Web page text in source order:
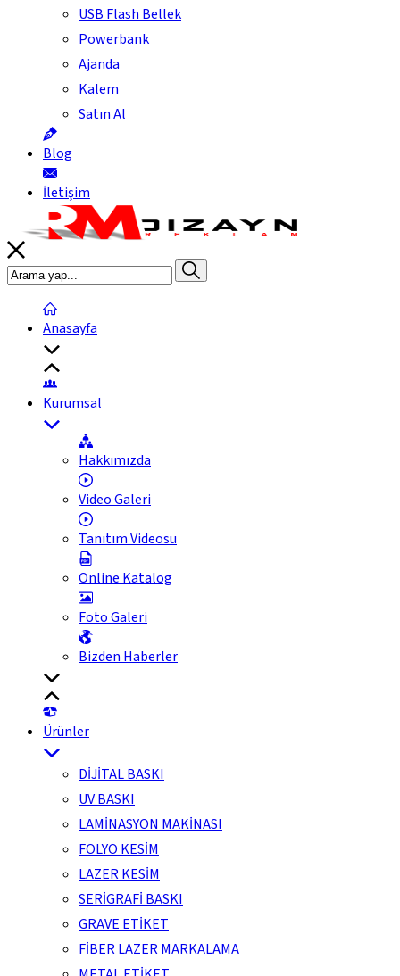
USB Flash Bellek
Powerbank
Ajanda
Kalem
Satın Al
Blog
İletişim
Anasayfa
Kurumsal
Hakkımızda
Video Galeri
Tanıtım Videosu
Online Katalog
Foto Galeri
Bizden Haberler
Ürünler
DİJİTAL BASKI
UV BASKI
LAMİNASYON MAKİNASI
FOLYO KESİM
LAZER KESİM
SERİGRAFİ BASKI
GRAVE ETİKET
FİBER LAZER MARKALAMA